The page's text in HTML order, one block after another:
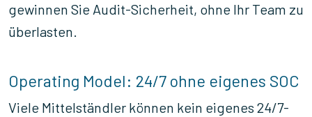
gewinnen Sie Audit-Sicherheit, ohne Ihr Team zu
überlasten.
Operating Model: 24/7 ohne eigenes SOC
Viele Mittelständler können kein eigenes 24/7-